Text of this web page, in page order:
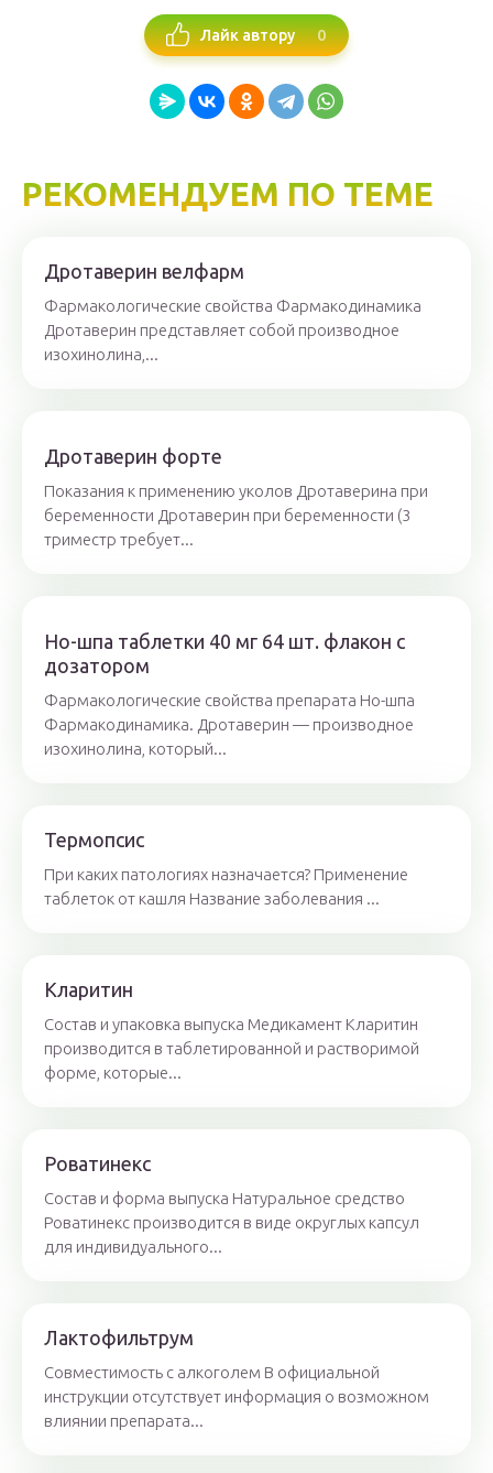
Лайк автору 0
РЕКОМЕНДУЕМ ПО ТЕМЕ
Дротаверин велфарм
Фармакологические свойства Фармакодинамика
Дротаверин представляет собой производное
изохинолина,...
Дротаверин форте
Показания к применению уколов Дротаверина при
беременности Дротаверин при беременности (3
триместр требует...
Но-шпа таблетки 40 мг 64 шт. флакон с
дозатором
Фармакологические свойства препарата Но-шпа
Фармакодинамика. Дротаверин — производное
изохинолина, который...
Термопсис
При каких патологиях назначается? Применение
таблеток от кашля Название заболевания ...
Кларитин
Состав и упаковка выпуска Медикамент Кларитин
производится в таблетированной и растворимой
форме, которые...
Роватинекс
Состав и форма выпуска Натуральное средство
Роватинекс производится в виде округлых капсул
для индивидуального...
Лактофильтрум
Совместимость с алкоголем В официальной
инструкции отсутствует информация о возможном
влиянии препарата...